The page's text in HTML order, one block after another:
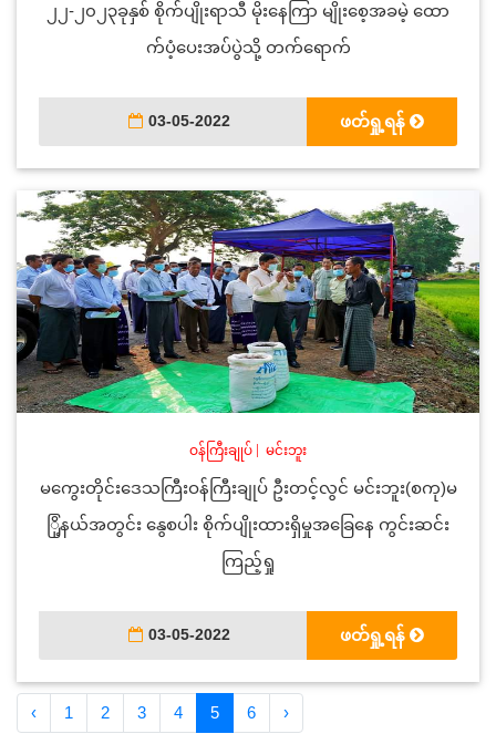
၂၂-၂၀၂၃ခုနှစ် စိုက်ပျိုးရာသီ မိုးနေကြာ မျိုးစေ့အခမဲ့ ထော
က်ပံ့ပေးအပ်ပွဲသို့ တက်ရောက်
03-05-2022 ဖတ်ရှု့ရန်
ဝန်ကြီးချုပ် မင်းဘူး
မကွေးတိုင်းဒေသကြီးဝန်ကြီးချုပ် ဦးတင့်လွင် မင်းဘူး(စကု)မ
ြို့နယ်အတွင်း နွေစပါး စိုက်ပျိုးထားရှိမှုအခြေနေ ကွင်းဆင်း
ကြည့်ရှု
03-05-2022 ဖတ်ရှု့ရန်
‹ 1 2 3 4 5 6 ›